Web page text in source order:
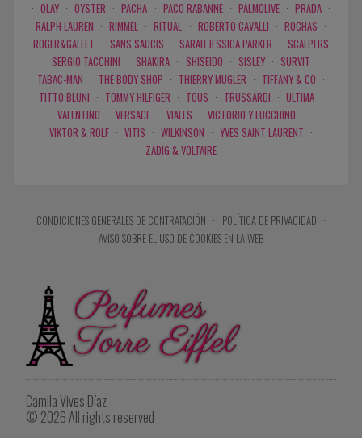
· OLAY · OYSTER · PACHA · PACO RABANNE · PALMOLIVE · PRADA ·
RALPH LAUREN · RIMMEL · RITUAL · ROBERTO CAVALLI · ROCHAS ·
ROGER&GALLET · SANS SAUCIS · SARAH JESSICA PARKER · SCALPERS
· SERGIO TACCHINI · SHAKIRA · SHISEIDO · SISLEY · SURVIT ·
TABAC-MAN · THE BODY SHOP · THIERRY MUGLER · TIFFANY & CO ·
TITTO BLUNI · TOMMY HILFIGER · TOUS · TRUSSARDI · ULTIMA ·
VALENTINO · VERSACE · VIALES · VICTORIO Y LUCCHINO ·
VIKTOR & ROLF · VITIS · WILKINSON · YVES SAINT LAURENT ·
ZADIG & VOLTAIRE
CONDICIONES GENERALES DE CONTRATACIÓN · POLÍTICA DE PRIVACIDAD ·
AVISO SOBRE EL USO DE COOKIES EN LA WEB
Camila Vives Díaz
© 2026 All rights reserved